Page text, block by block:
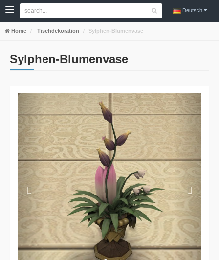
Deutsch
Home Tischdekoration Sylphen-Blumenvase
Sylphen-Blumenvase